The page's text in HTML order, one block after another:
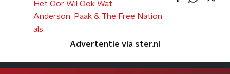
Het Oor Wil Ook Wat
Anderson .Paak & The Free Nation
als
Advertentie via ster.nl